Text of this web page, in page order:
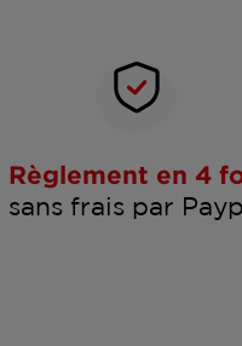
Règlement en 4
sans frais par